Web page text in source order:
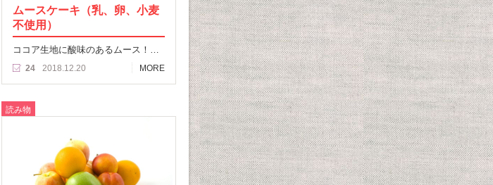
ムースケーキ（乳、卵、小麦
不使用）
ココア生地に酸味のあるムース！…
24 2018.12.20 MORE
読み物